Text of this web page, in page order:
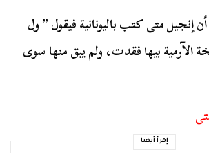
إنجيل متى كتب باليونانية فيقول ” ول
الآرمية بيها فقدت، ولم يبق منها سوى
إقرأ أيضا